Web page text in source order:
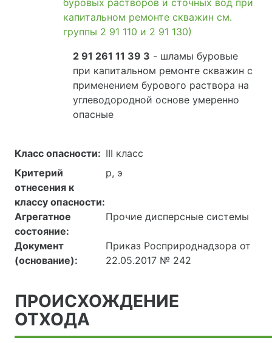
буровых растворов и сточных вод при
капитальном ремонте скважин см.
группы 2 91 110 и 2 91 130)
2 91 261 11 39 3 - шламы буровые
при капитальном ремонте скважин с
применением бурового раствора на
углеводородной основе умеренно
опасные
Класс опасности: III класс
Критерий
отнесения к
классу опасности:
р, э
Агрегатное
состояние:
Прочие дисперсные системы
Документ
(основание):
Приказ Росприроднадзора от
22.05.2017 № 242
ПРОИСХОЖДЕНИЕ
ОТХОДА